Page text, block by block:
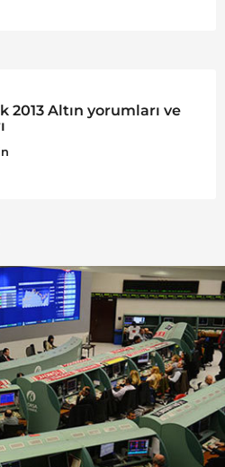
2013 Altın yorumları ve